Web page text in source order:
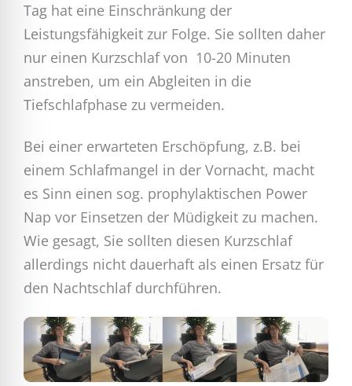
Tag hat eine Einschränkung der
Leistungsfähigkeit zur Folge. Sie sollten daher
nur einen Kurzschlaf von 10-20 Minuten
anstreben, um ein Abgleiten in die
Tiefschlafphase zu vermeiden.
Bei einer erwarteten Erschöpfung, z.B. bei
einem Schlafmangel in der Vornacht, macht
es Sinn einen sog. prophylaktischen Power
Nap vor Einsetzen der Müdigkeit zu machen.
Wie gesagt, Sie sollten diesen Kurzschlaf
allerdings nicht dauerhaft als einen Ersatz für
den Nachtschlaf durchführen.